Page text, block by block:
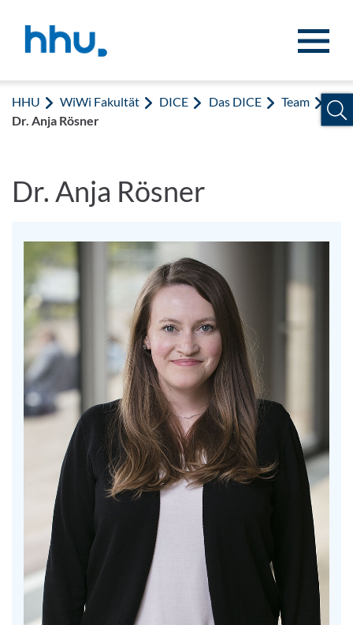
HHU WiWi Fakultät DICE Das DICE
Team
Dr. Anja Rösner
Dr. Anja Rösner